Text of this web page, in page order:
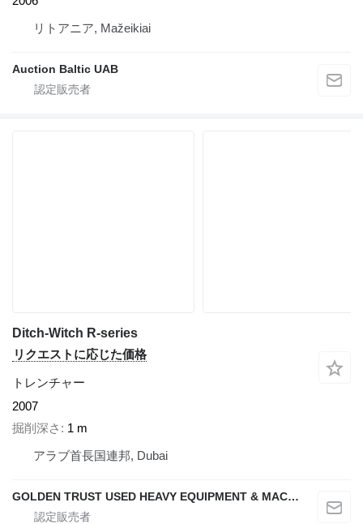
リトアニア, Mažeikiai
Auction Baltic UAB
Ditch-Witch R-series
リクエストに応じた価格
トレンチャー
2007
掘削深さ
1 m
アラブ首長国連邦, Dubai
GOLDEN TRUST USED HEAVY EQUIPMENT & MACHINERY TRADING L.L.C